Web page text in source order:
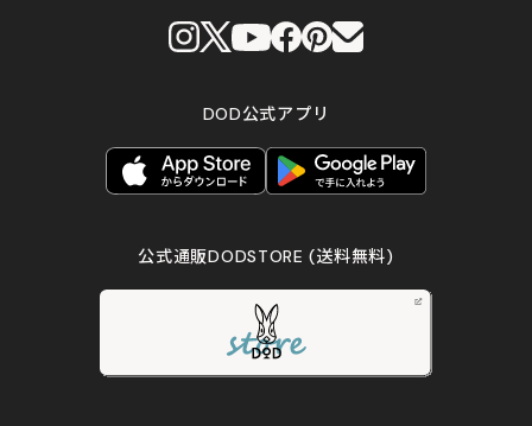
DOD公式アプリ
公式通販DODSTORE(送料無料)